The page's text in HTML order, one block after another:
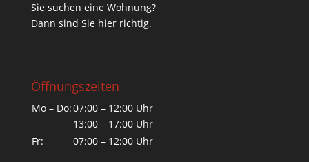
Sie suchen eine Wohnung?
Dann sind Sie hier richtig.
Öffnungszeiten
Mo – Do:07:00 – 12:00 Uhr
13:00 – 17:00 Uhr
Fr:
07:00 – 12:00 Uhr